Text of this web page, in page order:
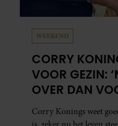
WEEKEND
CORRY
VOOR GEZIN:
OVER DAN
Corry Konings weet